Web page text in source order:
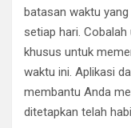
batasan waktu
setiap hari.
khusus untuk
waktu ini. Aplikasi
membantu Anda
ditetapkan telah